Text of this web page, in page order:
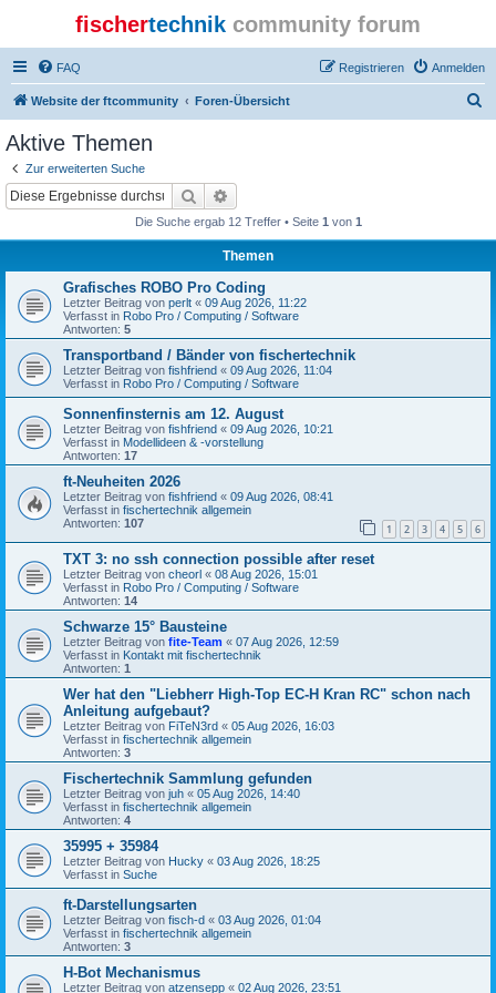
fischertechnik community forum
FAQ Anmelden
Registrieren
Website der ftcommunity Foren-Übersicht
Aktive Themen
Zur erweiterten Suche
Suche
Die Suche ergab 12 Treffer • Seite 1 von 1
Themen
Grafisches ROBO Pro Coding
Letzter Beitrag von perlt « 09 Aug 2026, 11:22
Verfasst in Robo Pro / Computing / Software
Antworten: 5
Transportband / Bänder von fischertechnik
Letzter Beitrag von fishfriend « 09 Aug 2026, 11:04
Verfasst in Robo Pro / Computing / Software
Sonnenfinsternis am 12. August
Letzter Beitrag von fishfriend « 09 Aug 2026, 10:21
Verfasst in Modellideen & -vorstellung
Antworten: 17
ft-Neuheiten 2026
Letzter Beitrag von fishfriend « 09 Aug 2026, 08:41
Verfasst in fischertechnik allgemein
Antworten: 107 1 2 3 4 5 6
TXT 3: no ssh connection possible after reset
Letzter Beitrag von cheorl « 08 Aug 2026, 15:01
Verfasst in Robo Pro / Computing / Software
Antworten: 14
Schwarze 15° Bausteine
Letzter Beitrag von fite-Team « 07 Aug 2026, 12:59
Verfasst in Kontakt mit fischertechnik
Antworten: 1
Wer hat den "Liebherr High-Top EC-H Kran RC" schon nach
Anleitung aufgebaut?
Letzter Beitrag von FiTeN3rd « 05 Aug 2026, 16:03
Verfasst in fischertechnik allgemein
Antworten: 3
Fischertechnik Sammlung gefunden
Letzter Beitrag von juh « 05 Aug 2026, 14:40
Verfasst in fischertechnik allgemein
Antworten: 4
35995 + 35984
Letzter Beitrag von Hucky « 03 Aug 2026, 18:25
Verfasst in Suche
ft-Darstellungsarten
Letzter Beitrag von fisch-d « 03 Aug 2026, 01:04
Verfasst in fischertechnik allgemein
Antworten: 3
H-Bot Mechanismus
Letzter Beitrag von atzensepp « 02 Aug 2026, 23:51